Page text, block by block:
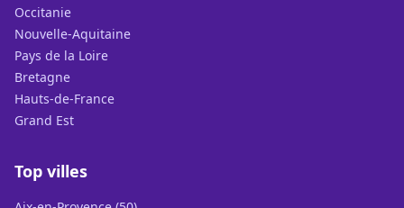
Occitanie
Nouvelle-Aquitaine
Pays de la Loire
Bretagne
Hauts-de-France
Grand Est
Top villes